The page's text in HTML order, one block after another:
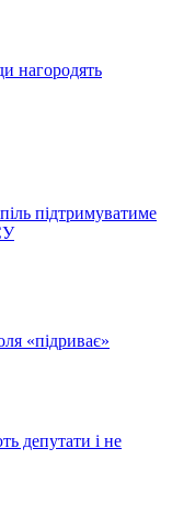
нагородять
підтримуватиме
«підриває»
депутати і не